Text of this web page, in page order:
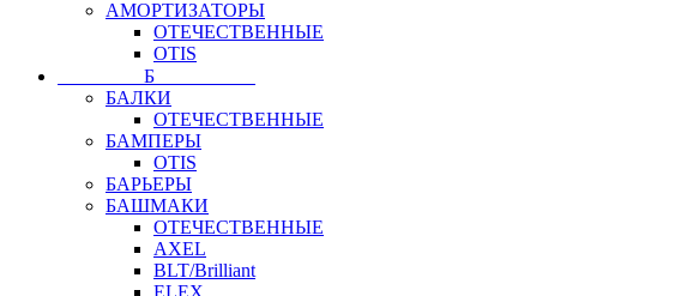
АМОРТИЗАТОРЫ
ОТЕЧЕСТВЕННЫЕ
OTIS
⠀⠀⠀⠀⠀⠀Б⠀⠀⠀⠀⠀⠀⠀
БАЛКИ
ОТЕЧЕСТВЕННЫЕ
БАМПЕРЫ
OTIS
БАРЬЕРЫ
БАШМАКИ
ОТЕЧЕСТВЕННЫЕ
AXEL
BLT/Brilliant
ELEX